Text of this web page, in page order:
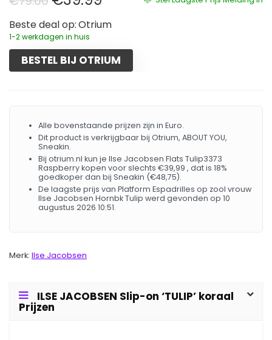
Beste deal op: Otrium
1-2 werkdagen in huis
BESTEL BIJ OTRIUM
Alle bovenstaande prijzen zijn in Euro.
Dit product is verkrijgbaar bij Otrium, ABOUT YOU,
Sneakin.
Bij otrium.nl kun je Ilse Jacobsen Flats Tulip3373
Raspberry kopen voor slechts €39,99 , dat is 18%
goedkoper dan bij Sneakin (€48,75).
De laagste prijs van Platform Espadrilles op zool vrouw
Ilse Jacobsen Hornbk Tulip werd gevonden op 10
augustus 2026 10:51.
Merk: Ilse Jacobsen
ILSE JACOBSEN Slip-on ‘TULIP’ koraal
Prijzen